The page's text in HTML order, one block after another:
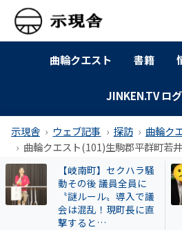
曲輪クエスト 書籍
JINKEN.TV ロ
示現舎 ウェブ記事 探訪
曲輪ク
曲輪クエスト(101)生駒郡平群町若井
【告発スクープ】亀田
興毅氏も被害者? 怪し
い牛肉投資に関与した
片桐章浩和歌山県議に
説明を求める!